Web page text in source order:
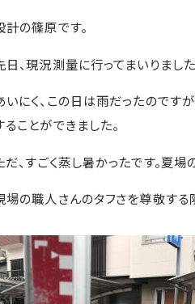
計の篠原です。
日、現況測量に行ってまいりました
いにく、この日は雨だったのです
ることができました。
だ、すごく蒸し暑かったです。夏
場の職人さんのタフさを尊敬する